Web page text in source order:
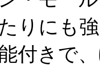
りにも
付きで